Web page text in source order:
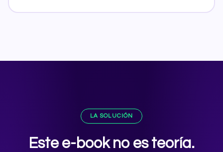
LA SOLUCIÓN
Este e-book no es teoría.